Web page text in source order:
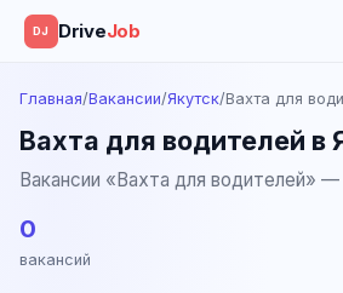
DJ DriveJob
Главная/Вакансии/Якутск/Вахта для
Вахта для водителей в
Вакансии «Вахта для водителей»
0
вакансий